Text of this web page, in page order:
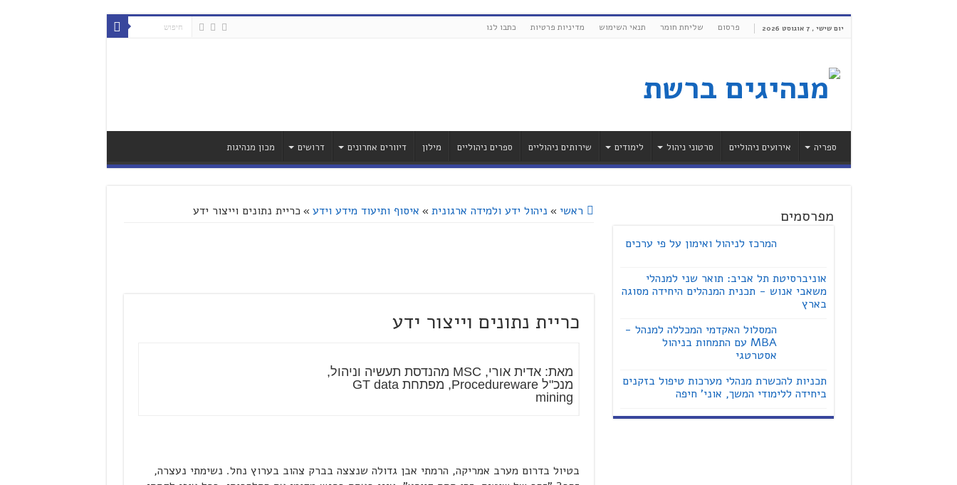
יום שישי , 7 אוגוסט 2026 פרסום שליחת חומר תנאי השימוש מדיניות פרטיות כתבו לנו
ספריה אירועים ניהוליים סרטוני ניהול לימודים שירותים ניהוליים ספרים ניהוליים מילון דיוורים אחרונים דרושים מכון מנהיגות
ראשי » ניהול ידע ולמידה ארגונית » איסוף ותיעוד מידע וידע » כריית נתונים וייצור ידע
כריית נתונים וייצור ידע
מאת: אדית אורי, MSC מהנדסת תעשיה וניהול,
מנכ"ל Procedureware, מפתחת GT data
mining
בטיול בדרום מערב אמריקה, הרמתי אבן גדולה שנצצה בברק צהוב בערוץ נחל. נשימתי נעצרה,
מפרסמים
המרכז לניהול ואימון על פי ערכים
אוניברסיטת תל אביב: תואר שני למנהלי
משאבי אנוש - תכנית המנהלים היחידה מסוגה
בארץ
המסלול האקדמי המכללה למנהל -
MBA עם התמחות בניהול
אסטרטגי
תכניות להכשרת מנהלי מערכות טיפול בזקנים
ביחידה ללימודי המשך, אוני' חיפה